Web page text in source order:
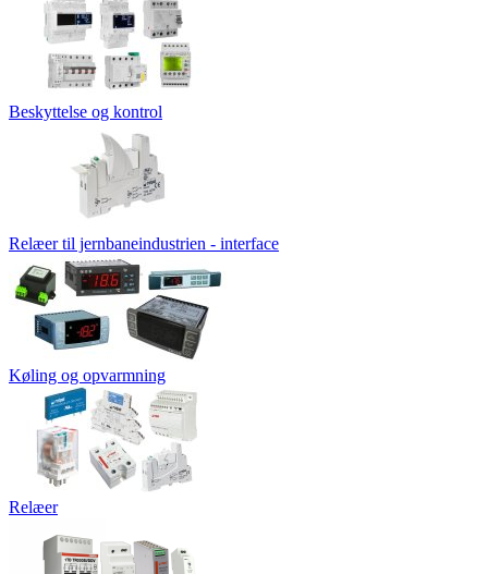
Beskyttelse og kontrol
Relæer til jernbaneindustrien - interface
Køling og opvarmning
Relæer